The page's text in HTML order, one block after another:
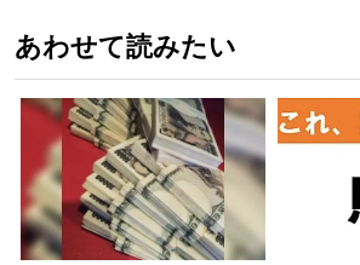
あわせて読みたい